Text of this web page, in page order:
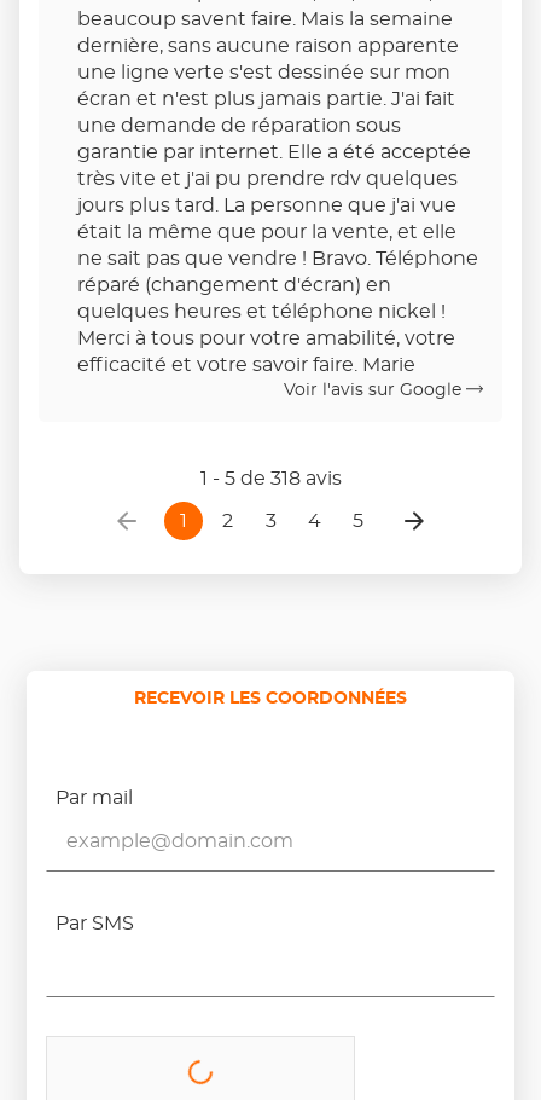
beaucoup savent faire. Mais la semaine
dernière, sans aucune raison apparente
une ligne verte s'est dessinée sur mon
écran et n'est plus jamais partie. J'ai fait
une demande de réparation sous
garantie par internet. Elle a été acceptée
très vite et j'ai pu prendre rdv quelques
jours plus tard. La personne que j'ai vue
était la même que pour la vente, et elle
ne sait pas que vendre ! Bravo. Téléphone
réparé (changement d'écran) en
quelques heures et téléphone nickel !
Merci à tous pour votre amabilité, votre
efficacité et votre savoir faire. Marie
Voir l'avis sur Google
1 - 5 de 318 avis
1 2 3 4 5
RECEVOIR LES COORDONNÉES
Par mail
Par SMS